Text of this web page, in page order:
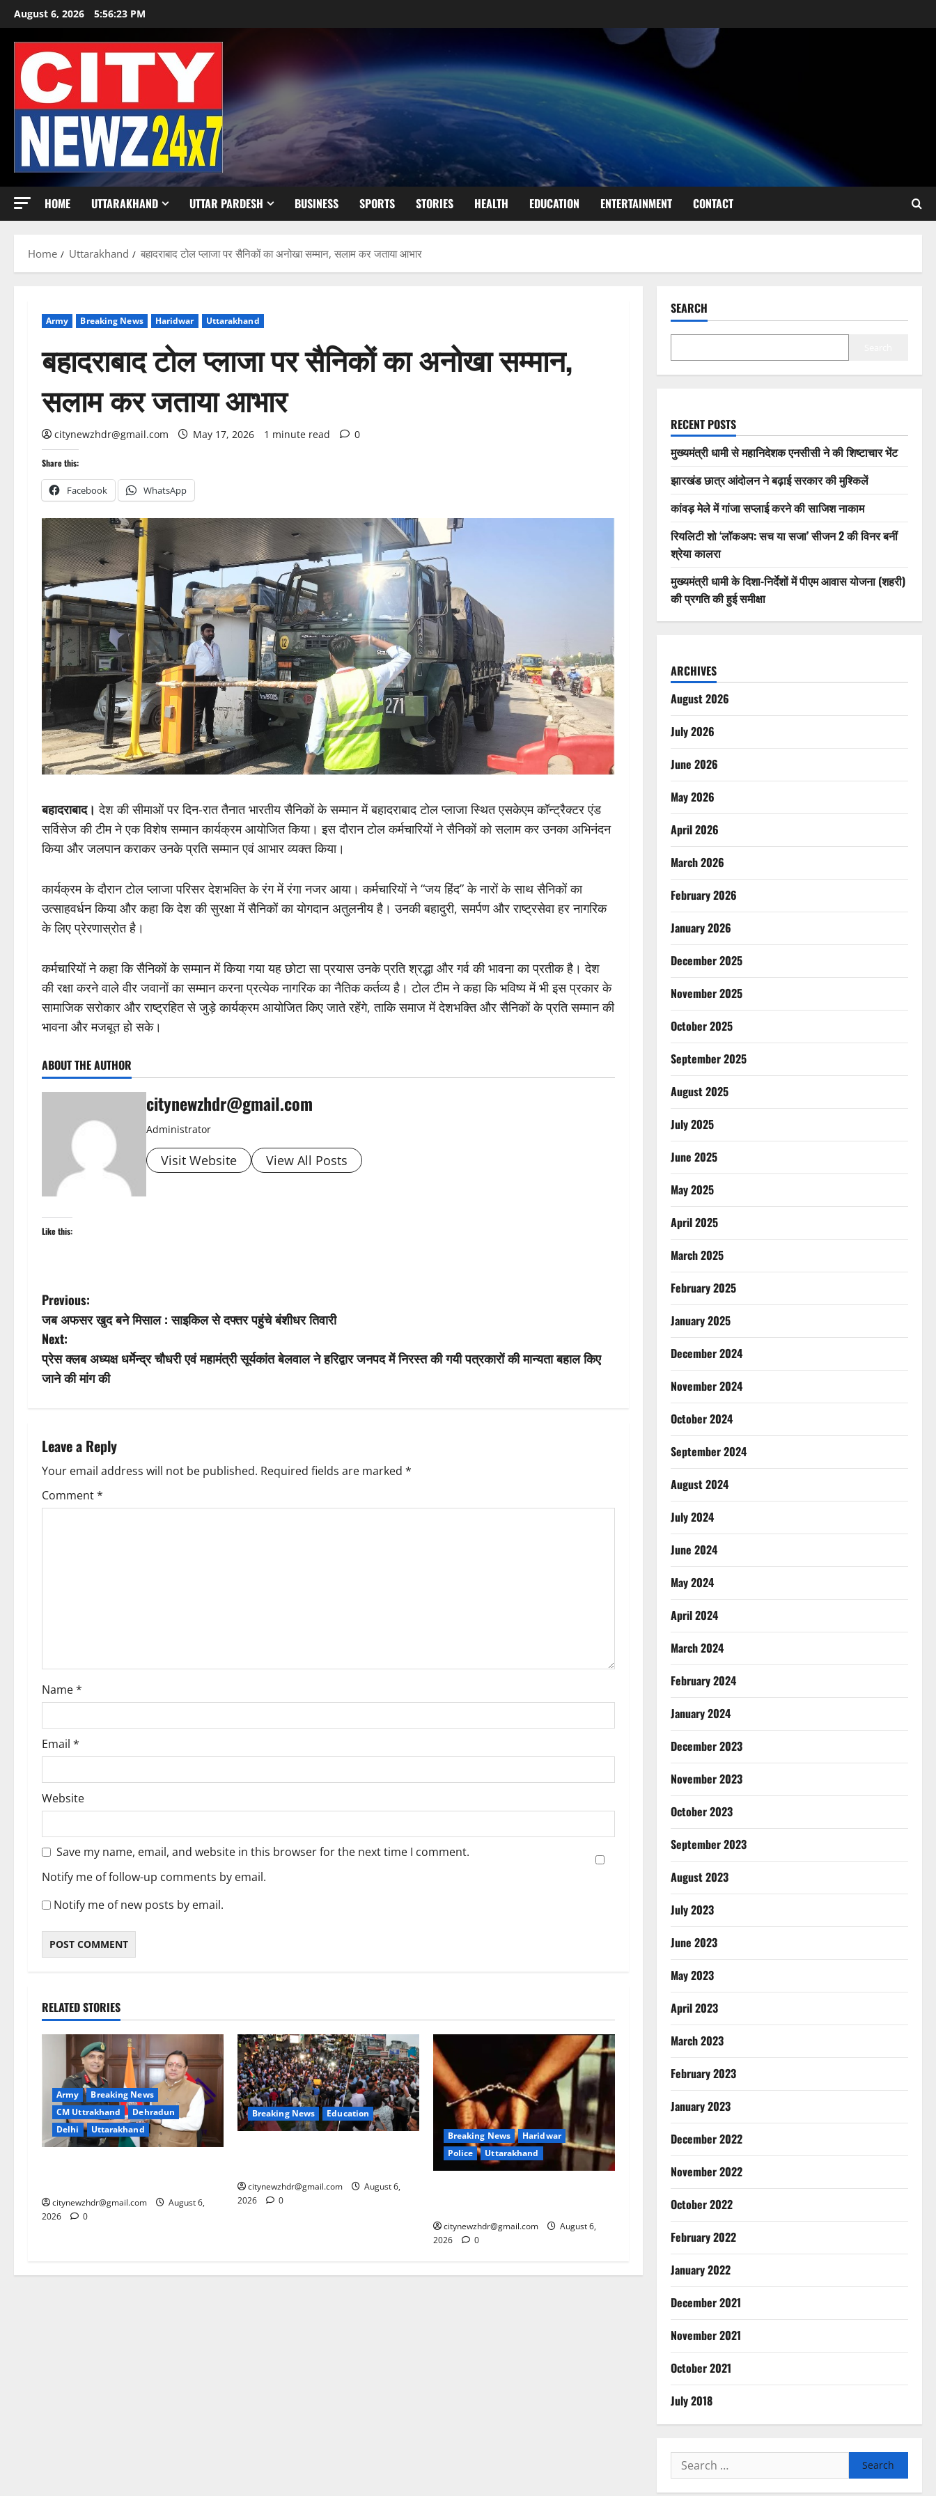
Skip
to
content
August 6, 2026 5:56:25 PM
HOME UTTARAKHAND UTTAR PARDESH BUSINESS SPORTS STORIES HEALTH EDUCATION ENTERTAINMENT CONTACT
Home Uttarakhand बहादराबाद टोल प्लाजा पर सैनिकों का अनोखा सम्मान, सलाम कर जताया आभार
Army Breaking News Haridwar Uttarakhand
बहादराबाद टोल प्लाजा पर सैनिकों का अनोखा सम्मान,
सलाम कर जताया आभार
citynewzhdr@gmail.com May 17, 2026 1 minute read 0
Share this:
Facebook WhatsApp
बहादराबाद। देश की सीमाओं पर दिन-रात तैनात भारतीय सैनिकों के सम्मान में बहादराबाद टोल प्लाजा स्थित एसकेएम कॉन्ट्रैक्टर एंड
सर्विसेज की टीम ने एक विशेष सम्मान कार्यक्रम आयोजित किया। इस दौरान टोल कर्मचारियों ने सैनिकों को सलाम कर उनका अभिनंदन
किया और जलपान कराकर उनके प्रति सम्मान एवं आभार व्यक्त किया।
कार्यक्रम के दौरान टोल प्लाजा परिसर देशभक्ति के रंग में रंगा नजर आया। कर्मचारियों ने “जय हिंद” के नारों के साथ सैनिकों का
उत्साहवर्धन किया और कहा कि देश की सुरक्षा में सैनिकों का योगदान अतुलनीय है। उनकी बहादुरी, समर्पण और राष्ट्रसेवा हर नागरिक
के लिए प्रेरणास्रोत है।
कर्मचारियों ने कहा कि सैनिकों के सम्मान में किया गया यह छोटा सा प्रयास उनके प्रति श्रद्धा और गर्व की भावना का प्रतीक है। देश
की रक्षा करने वाले वीर जवानों का सम्मान करना प्रत्येक नागरिक का नैतिक कर्तव्य है। टोल टीम ने कहा कि भविष्य में भी इस प्रकार के
सामाजिक सरोकार और राष्ट्रहित से जुड़े कार्यक्रम आयोजित किए जाते रहेंगे, ताकि समाज में देशभक्ति और सैनिकों के प्रति सम्मान की
भावना और मजबूत हो सके।
ABOUT THE AUTHOR
citynewzhdr@gmail.com
Administrator
Visit Website View All Posts
Like this:
P
o
s
t
a
v
i
n
Previous:
जब अफसर खुद बने मिसाल : साइकिल से दफ्तर पहुंचे बंशीधर तिवारी
Next:
प्रेस क्लब अध्यक्ष धर्मेन्द्र चौधरी एवं महामंत्री सूर्यकांत बेलवाल ने हरिद्वार जनपद में निरस्त की गयी पत्रकारों की मान्यता बहाल किए
जाने की मांग की
Leave a Reply
Your email address will not be published. Required fields are marked *
Comment*
Name*
Email *
Website
Save my name, email, and website in this browser for the next time I comment.
Notify me of follow-up comments by email.
Notify me of new posts by email.
RELATED STORIES
Army
Breaking News
CM Uttrakhand
Dehradun
Delhi
Uttarakhand
citynewzhdr@gmail.com
August 6,
2026
0
Breaking News Education
citynewzhdr@gmail.com
August 6,
2026
0
Breaking News
Haridwar
Police
Uttarakhand
citynewzhdr@gmail.com
August 6,
2026
0
SEARCH
RECENT POSTS
मुख्यमंत्री धामी से महानिदेशक एनसीसी ने की शिष्टाचार भेंट
झारखंड छात्र आंदोलन ने बढ़ाई सरकार की मुश्किलें
कांवड़ मेले में गांजा सप्लाई करने की साजिश नाकाम
रियलिटी शो ‘लॉकअप: सच या सजा’ सीजन 2 की विनर बनीं
श्रेया कालरा
मुख्यमंत्री धामी के दिशा-निर्देशों में पीएम आवास योजना (शहरी)
की प्रगति की हुई समीक्षा
ARCHIVES
August 2026
July 2026
June 2026
May 2026
April 2026
March 2026
February 2026
January 2026
December 2025
November 2025
October 2025
September 2025
August 2025
July 2025
June 2025
May 2025
April 2025
March 2025
February 2025
January 2025
December 2024
November 2024
October 2024
September 2024
August 2024
July 2024
June 2024
May 2024
April 2024
March 2024
February 2024
January 2024
December 2023
November 2023
October 2023
September 2023
August 2023
July 2023
June 2023
May 2023
April 2023
March 2023
February 2023
January 2023
December 2022
November 2022
October 2022
February 2022
January 2022
December 2021
November 2021
October 2021
July 2018
Search
for:
2
4
आवास योजना (शहरी) की प्रगति की
August 6, 2026